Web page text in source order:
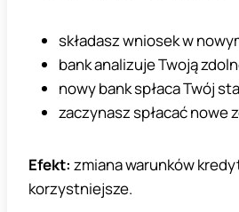
składasz wniosek w
bank analizuje Twoją
nowy bank spłaca Twój
zaczynasz spłacać nowe
Efekt: zmiana warunków
korzystniejsze.